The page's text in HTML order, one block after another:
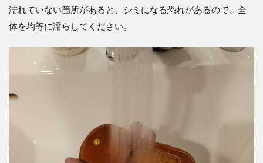
濡れていない箇所があると、シミになる恐れがあるので、全
体を均等に濡らしてください。